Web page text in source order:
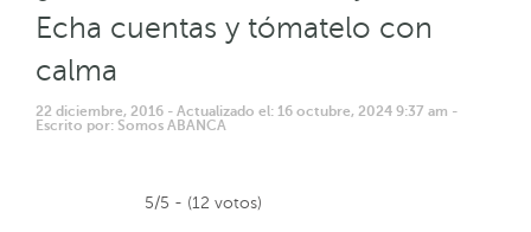
Echa cuentas y tómatelo con
calma
22 diciembre, 2016 - Actualizado el: 16 octubre, 2024 9:37 am -
Escrito por: Somos ABANCA
5/5 - (12 votos)